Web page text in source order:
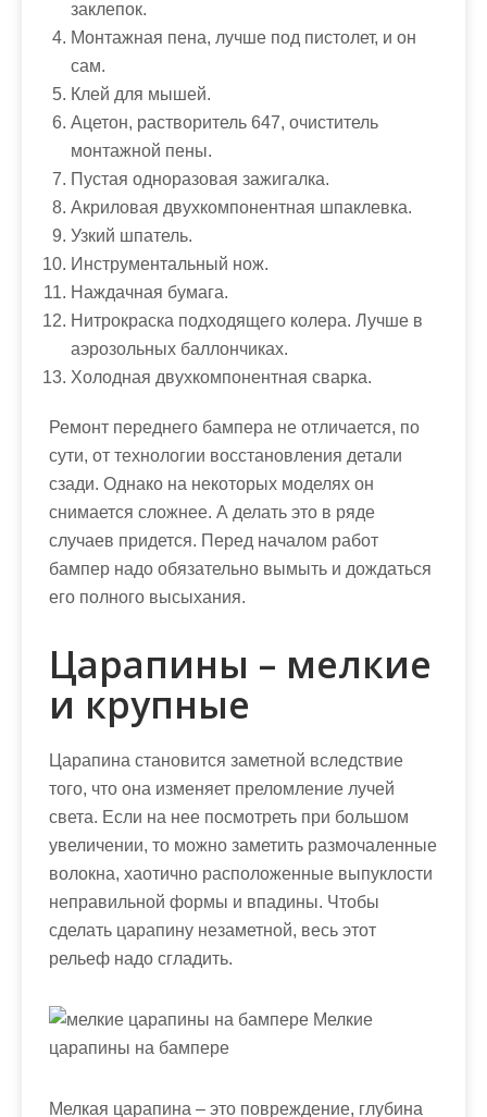
заклепок.
Монтажная пена, лучше под пистолет, и он
сам.
Клей для мышей.
Ацетон, растворитель 647, очиститель
монтажной пены.
Пустая одноразовая зажигалка.
Акриловая двухкомпонентная шпаклевка.
Узкий шпатель.
Инструментальный нож.
Наждачная бумага.
Нитрокраска подходящего колера. Лучше в
аэрозольных баллончиках.
Холодная двухкомпонентная сварка.
Ремонт переднего бампера не отличается, по
сути, от технологии восстановления детали
сзади. Однако на некоторых моделях он
снимается сложнее. А делать это в ряде
случаев придется. Перед началом работ
бампер надо обязательно вымыть и дождаться
его полного высыхания.
Царапины – мелкие
и крупные
Царапина становится заметной вследствие
того, что она изменяет преломление лучей
света. Если на нее посмотреть при большом
увеличении, то можно заметить размочаленные
волокна, хаотично расположенные выпуклости
неправильной формы и впадины. Чтобы
сделать царапину незаметной, весь этот
рельеф надо сгладить.
Мелкие
царапины на бампере
Мелкая царапина – это повреждение, глубина